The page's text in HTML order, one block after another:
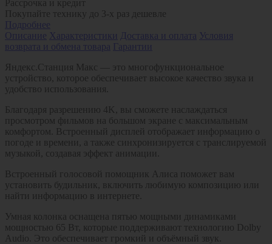
Рассрочка и кредит
Покупайте технику до 3-х раз дешевле
Подробнее
Описание Характеристики Доставка и оплата Условия
возврата и обмена товара Гарантии
Яндекс.Станция Макс — это многофункциональное
устройство, которое обеспечивает высокое качество звука и
удобство использования.
Благодаря разрешению 4K, вы сможете наслаждаться
просмотром фильмов на большом экране с максимальным
комфортом. Встроенный дисплей отображает информацию о
погоде и времени, а также синхронизируется с транслируемой
музыкой, создавая эффект анимации.
Встроенный голосовой помощник Алиса поможет вам
установить будильник, включить любимую композицию или
найти информацию в интернете.
Умная колонка оснащена пятью мощными динамиками
мощностью 65 Вт, которые поддерживают технологию Dolby
Audio. Это обеспечивает громкий и объёмный звук.